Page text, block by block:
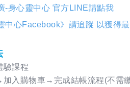
-身心靈中心 官方LINE請點我
中心Facebook》請追蹤 以獲得
驗課程
入購物車→完成結帳流程(不需